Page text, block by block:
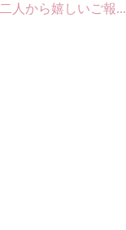
二人から嬉しいご報...